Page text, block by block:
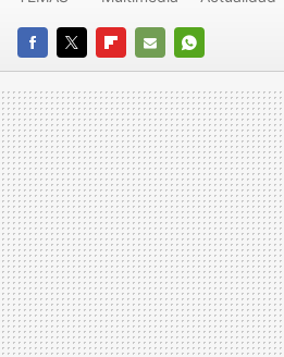
FACEBOOK
TWITTERFLIPBOARD
E-
MAIL
WHATSAPP